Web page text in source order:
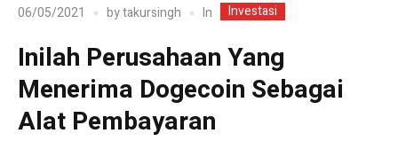
06/05/2021 bytakursingh In Investasi
Inilah Perusahaan Yang
Menerima Dogecoin Sebagai
Alat Pembayaran